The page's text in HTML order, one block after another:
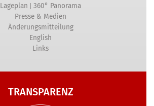
Lageplan | 360° Panorama
Presse & Medien
Änderungsmitteilung
English
Links
TRANSPARENZ